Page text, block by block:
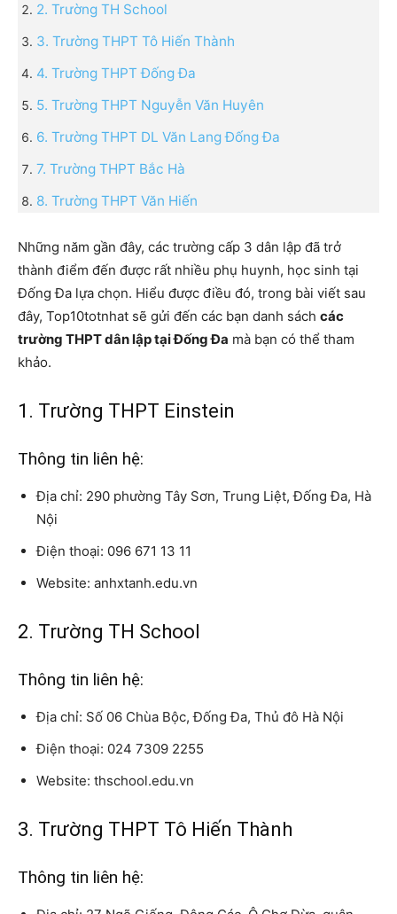
2. Trường TH School
3. Trường THPT Tô Hiến Thành
4. Trường THPT Đống Đa
5. Trường THPT Nguyễn Văn Huyên
6. Trường THPT DL Văn Lang Đống Đa
7. Trường THPT Bắc Hà
8. Trường THPT Văn Hiến
Những năm gần đây, các trường cấp 3 dân lập đã trở
thành điểm đến được rất nhiều phụ huynh, học sinh tại
Đống Đa lựa chọn. Hiểu được điều đó, trong bài viết sau
đây, Top10totnhat sẽ gửi đến các bạn danh sách các
trường THPT dân lập tại Đống Đa mà bạn có thể tham
khảo.
1. Trường THPT Einstein
Thông tin liên hệ:
Địa chỉ: 290 phường Tây Sơn, Trung Liệt, Đống Đa, Hà
Nội
Điện thoại: 096 671 13 11
Website: anhxtanh.edu.vn
2. Trường TH School
Thông tin liên hệ:
Địa chỉ: Số 06 Chùa Bộc, Đống Đa, Thủ đô Hà Nội
Điện thoại: 024 7309 2255
Website: thschool.edu.vn
3. Trường THPT Tô Hiến Thành
Thông tin liên hệ: